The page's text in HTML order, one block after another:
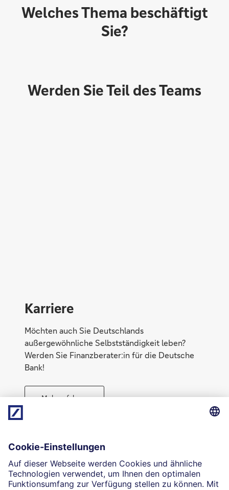
Welches Thema beschäftigt
Sie?
Direktabschluss möglich
Geld anlegen
Werden Sie Teil des Teams
Karriere
Möchten auch Sie Deutschlands
außergewöhnliche Selbstständigkeit leben?
Werden Sie Finanzberater:in für die Deutsche
Bank!
Mehr erfahren
Die selbstständigen Finanzberater:innen beraten in